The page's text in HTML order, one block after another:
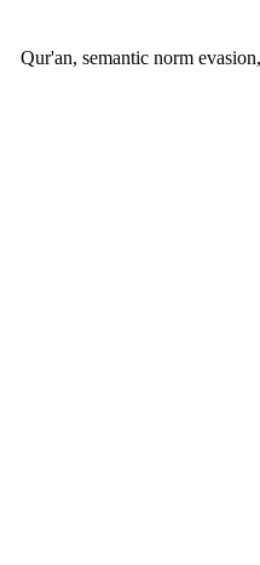
Qur'an, semantic norm